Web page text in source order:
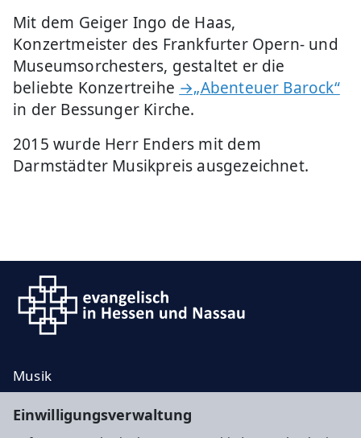
Einwilligungsverwaltung
Mit dem Geiger Ingo de Haas,
Konzertmeister des Frankfurter Opern- und
Museumsorchesters, gestaltet er die
beliebte Konzertreihe →„Abenteuer Barock“
in der Bessunger Kirche.
2015 wurde Herr Enders mit dem
Darmstädter Musikpreis ausgezeichnet.
Musik
Kontakt